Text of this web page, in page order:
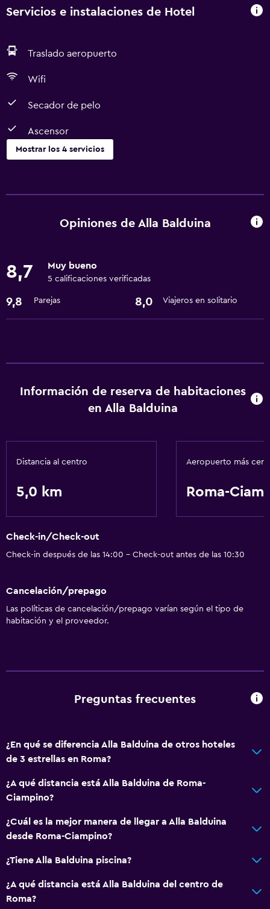
Servicios e instalaciones de Hotel
Traslado aeropuerto
Wifi
Secador de pelo
Ascensor
Mostrar los 4 servicios
Traslado aeropuerto
Accesibilidad y adecuación
Baño
Secador de pelo
Opiniones de Alla Balduina
8,7 Muy bueno
5 calificaciones verificadas
9,8 Parejas 8,0 Viajeros en solitario
Información de reserva de habitaciones
en Alla Balduina
Distancia al centro
5,0 km
Aeropuerto más
Roma-
Check-in/Check-out
Check-in después de las 14:00 - Check-out antes de las 10:30
Cancelación/prepago
Las políticas de cancelación/prepago varían según el tipo de
habitación y el proveedor.
Preguntas frecuentes
¿En qué se diferencia Alla Balduina de otros hoteles
de 3 estrellas en Roma?
¿A qué distancia está Alla Balduina de Roma-
Ciampino?
¿Cuál es la mejor manera de llegar a Alla Balduina
desde Roma-Ciampino?
¿Tiene Alla Balduina piscina?
¿A qué distancia está Alla Balduina del centro de
Roma?